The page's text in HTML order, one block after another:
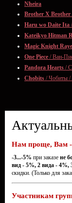
Nheira
Brother X Brother
Haru wo Daite Ita
Kateikyo Hitman
Magic Knight
One Piece / Ван-
Pandora Hearts /
Chobits / Чобиты
Нам проще, Вам -
-3...-5% при заказе не
вид - 5%, 2 вида - 4%,
скидки. (Только для
Участникам